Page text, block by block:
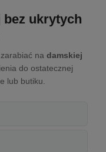
bez ukrytych
na damskiej
do ostatecznej
lub butiku.